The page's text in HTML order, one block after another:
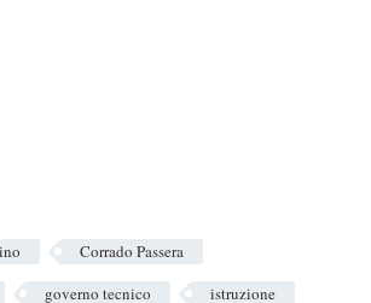
Corrado Passera
governo tecnico
istruzione